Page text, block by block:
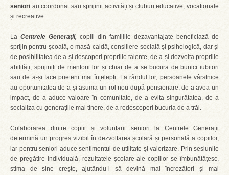
seniori au coordonat sau sprijinit activități și cluburi educative, vocaționale
și recreative.
La Centrele Generații, copiii din familiile dezavantajate beneficiază de
sprijin pentru școală, o masă caldă, consiliere socială și psihologică, dar și
de posibilitatea de a-și descoperi propriile talente, de a-și dezvolta propriile
abilități, sprijiniți de mentorii lor și chiar de a se bucura de bunici iubitori
sau de a-și face prieteni mai înțelepți. La rândul lor, persoanele vârstnice
au oportunitatea de a-și asuma un rol nou după pensionare, de a avea un
impact, de a aduce valoare în comunitate, de a evita singurătatea, de a
socializa cu generațiile mai tinere, de a redescoperi bucuria de a trăi.
Colaborarea dintre copiii și voluntarii seniori la Centrele Generații
determină un progres vizibil în dezvoltarea școlară și personală a copiilor,
iar pentru seniori aduce sentimentul de utilitate și valorizare. Prin sesiunile
de pregătire individuală, rezultatele școlare ale copiilor se îmbunătățesc,
stima de sine crește, ajutându-i să devină mai încrezători și mai